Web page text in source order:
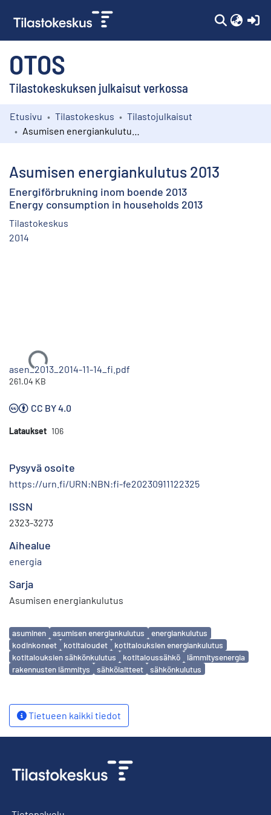
OTOS
Tilastokeskuksen julkaisut verkossa
Kokoelmat
Etusivu Tilastokeskus
Tilastojulkaisut
Asumisen energiankulutus 2013
Energiförbrukning inom boende 2013
Energy consumption in households 2013
Tilastokeskus
2014
Ladataan...
asen_2013_2014-11-14_fi.pdf
261.04 KB
CC BY 4.0
Lataukset 106
Pysyvä osoite
https://urn.fi/URN:NBN:fi-fe20230911122325
ISSN
2323-3273
Aihealue
energia
Sarja
Asumisen energiankulutus
Avainsanat
asuminen asumisen energiankulutus
energiankulutus
kodinkoneet
kotitaloudet
kotitalouksien energiankulutus
kotitalouksien sähkönkulutus
kotitaloussähkö
lämmitysenergia
rakennusten lämmitys
sähkölaitteet sähkönkulutus
Tietueen kaikki tiedot